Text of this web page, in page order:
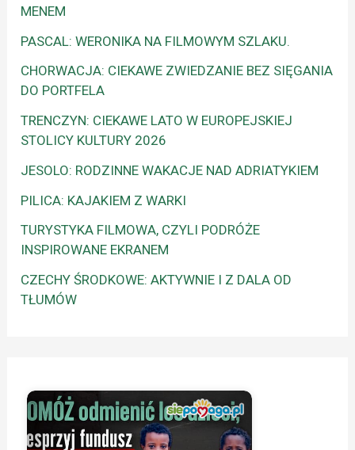
MENEM
PASCAL: WERONIKA NA FILMOWYM SZLAKU.
CHORWACJA: CIEKAWE ZWIEDZANIE BEZ SIĘGANIA
DO PORTFELA
TRENCZYN: CIEKAWE LATO W EUROPEJSKIEJ
STOLICY KULTURY 2026
JESOLO: RODZINNE WAKACJE NAD ADRIATYKIEM
PILICA: KAJAKIEM Z WARKI
TURYSTYKA FILMOWA, CZYLI PODRÓŻE
INSPIROWANE EKRANEM
CZECHY ŚRODKOWE: AKTYWNIE I Z DALA OD
TŁUMÓW